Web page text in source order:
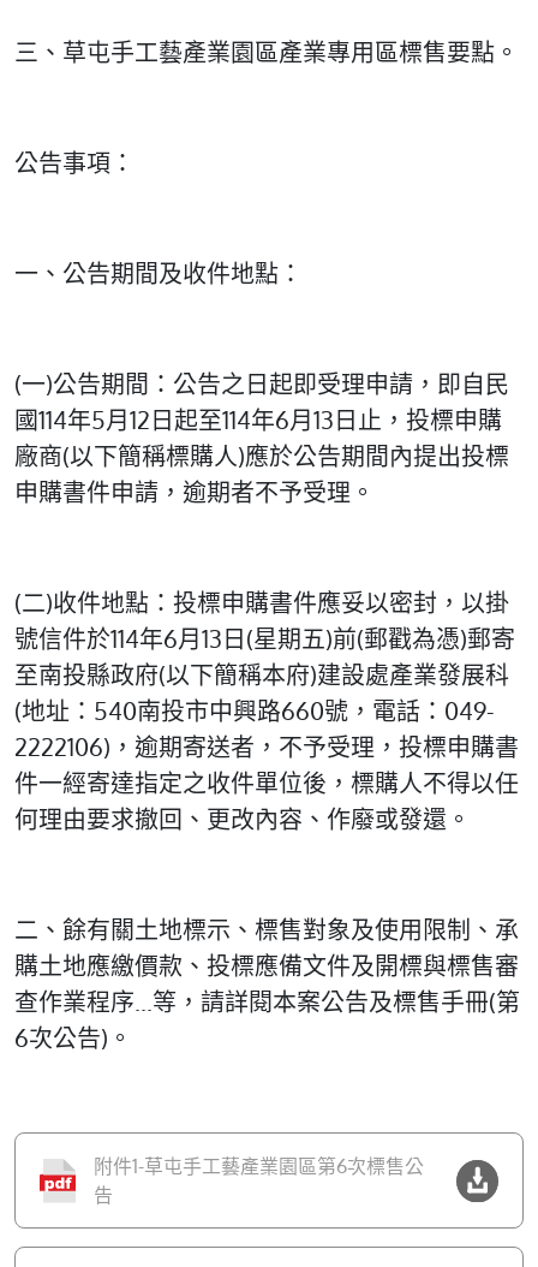
三、草屯手工藝產業園區產業專用區標售要點。
公告事項：
一、公告期間及收件地點：
(一)公告期間：公告之日起即受理申請，即自民
國114年5月12日起至114年6月13日止，投標申購
廠商(以下簡稱標購人)應於公告期間內提出投標
申購書件申請，逾期者不予受理。
(二)收件地點：投標申購書件應妥以密封，以掛
號信件於114年6月13日(星期五)前(郵戳為憑)郵寄
至南投縣政府(以下簡稱本府)建設處產業發展科
(地址：540南投市中興路660號，電話：049-
2222106)，逾期寄送者，不予受理，投標申購書
件一經寄達指定之收件單位後，標購人不得以任
何理由要求撤回、更改內容、作廢或發還。
二、餘有關土地標示、標售對象及使用限制、承
購土地應繳價款、投標應備文件及開標與標售審
查作業程序...等，請詳閱本案公告及標售手冊(第
6次公告)。
附件1-草屯手工藝產業園區第6次標售公
告